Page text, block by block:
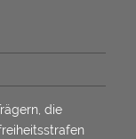
die